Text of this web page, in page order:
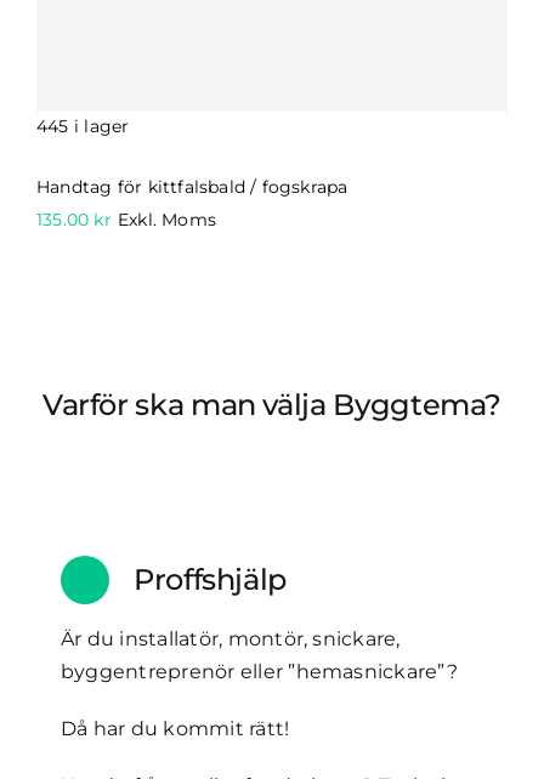
445 i lager
Handtag för kittfalsbald / fogskrapa
135.00 kr Exkl. Moms
Varför ska man välja Byggtema?
Proffshjälp
Är du installatör, montör, snickare,
byggentreprenör eller ”hemasnickare”?
Då har du kommit rätt!